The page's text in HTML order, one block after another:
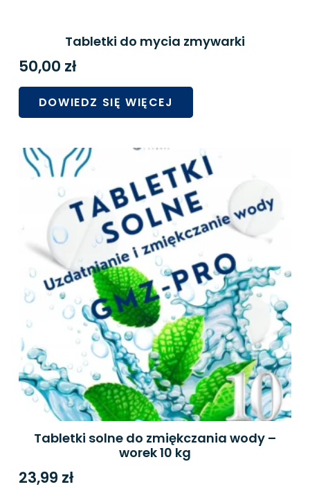
Tabletki do mycia zmywarki
50,00 zł
DOWIEDZ SIĘ WIĘCEJ
Tabletki solne do zmiękczania wody –
worek 10 kg
23,99 zł